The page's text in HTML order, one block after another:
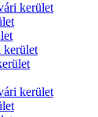
kerület
kerület
kerület